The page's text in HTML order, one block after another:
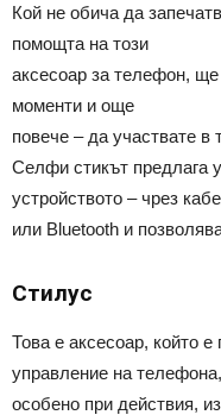
Кой не обича да
помощта на този
аксесоар за телефон,
моменти и още
повече – да участвате в
Селфи стикът предлага
устройството – чрез
или Bluetooth и
Стилус
Това е аксесоар, който
управление на телефона,
особено при действия,